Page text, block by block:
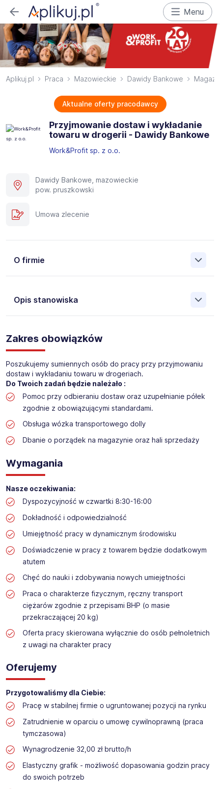
Menu
Aplikuj.pl Praca Mazowieckie Dawidy Bankowe
Aktualne oferty pracodawcy
Przyjmowanie dostaw i wykładanie
towaru w drogerii - Dawidy Bankowe
Work&Profit sp. z o.o.
Dawidy Bankowe, mazowieckie
pow. pruszkowski
Umowa zlecenie
O firmie
Opis stanowiska
Pośrednictwa Pracy i Doradztwa Personalnego Work &
Profit jest obecnie jedną z największych niezależnych
polskich agencji zatrudnienia. W ciągu wielu lat naszej
działalności daliśmy pracę przeszło 50 000 pracowników
w całym kraju. Skutecznie znajdujemy pracowników dla
największych firm, jak również małych rodzinnych
przedsiębiorstw w Polsce. Agencja jest wpisana pod nr
396 w Krajowym Rejestrze Agencji Zatrudnienia.
stanowisko:
przyjmowanie dostaw i wykładania towaru w drogerii
Zakres obowiązków
Poszukujemy sumiennych osób do pracy przy przyjmowaniu
dostaw i wykładaniu towaru w drogeriach.
Do Twoich zadań będzie należało :
Pomoc przy odbieraniu dostaw oraz uzupełnianie półek
zgodnie z obowiązującymi standardami.
Obsługa wózka transportowego dolly
Dbanie o porządek na magazynie oraz hali sprzedaży
Wymagania
Nasze oczekiwania:
Dyspozycyjność w czwartki 8:30-16:00
Dokładność i odpowiedzialność
Umiejętność pracy w dynamicznym środowisku
Doświadczenie w pracy z towarem będzie dodatkowym
atutem
Chęć do nauki i zdobywania nowych umiejętności
Praca o charakterze fizycznym, ręczny transport
ciężarów zgodnie z przepisami BHP (o masie
przekraczającej 20 kg)
Oferta pracy skierowana wyłącznie do osób pełnoletnich
z uwagi na charakter pracy
Oferujemy
Przygotowaliśmy dla Ciebie:
Pracę w stabilnej firmie o ugruntowanej pozycji na rynku
Zatrudnienie w oparciu o umowę cywilnoprawną (praca
tymczasowa)
Wynagrodzenie 32,00 zł brutto/h
Elastyczny grafik - możliwość dopasowania godzin pracy
do swoich potrzeb